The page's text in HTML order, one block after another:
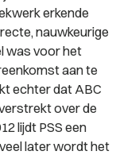
erkende
nauwkeurige
was voor het
aan te
echter dat ABC
over de
lijdt PSS een
later wordt het